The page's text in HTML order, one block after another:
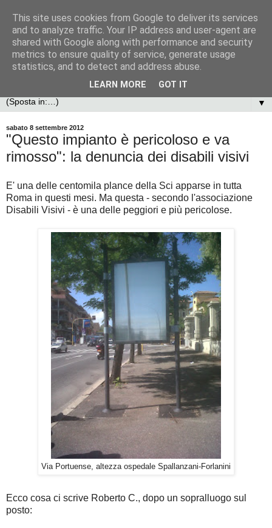
▼
sabato 8 settembre 2012
"Questo impianto è pericoloso e va
rimosso": la denuncia dei disabili visivi
E' una delle centomila plance della Sci apparse in tutta
Roma in questi mesi. Ma questa - secondo l'associazione
Disabili Visivi - è una delle peggiori e più pericolose.
Via Portuense, altezza ospedale Spallanzani-Forlanini
Ecco cosa ci scrive Roberto C., dopo un sopralluogo sul
posto:
This site uses cookies from Google to deliver its services
and to analyze traffic. Your IP address and user-agent are
shared with Google along with performance and security
metrics to ensure quality of service, generate usage
statistics, and to detect and address abuse.
LEARN MORE GOT IT